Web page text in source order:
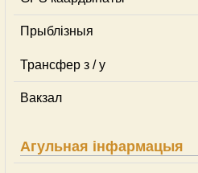
Прыблізныя
Трансфер з / у
Вакзал
Агульная інфармацыя